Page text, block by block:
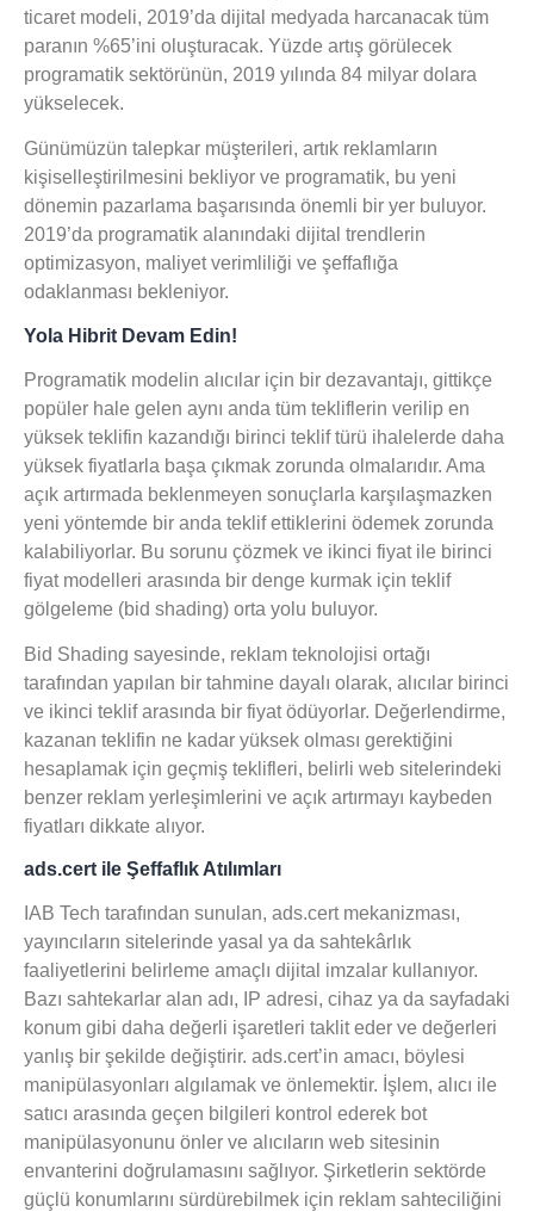
ticaret modeli, 2019’da dijital medyada harcanacak tüm
paranın %65’ini oluşturacak. Yüzde artış görülecek
programatik sektörünün, 2019 yılında 84 milyar dolara
yükselecek.
Günümüzün talepkar müşterileri, artık reklamların
kişiselleştirilmesini bekliyor ve programatik, bu yeni
dönemin pazarlama başarısında önemli bir yer buluyor.
2019’da programatik alanındaki dijital trendlerin
optimizasyon, maliyet verimliliği ve şeffaflığa
odaklanması bekleniyor.
Yola Hibrit Devam Edin!
Programatik modelin alıcılar için bir dezavantajı, gittikçe
popüler hale gelen aynı anda tüm tekliflerin verilip en
yüksek teklifin kazandığı birinci teklif türü ihalelerde daha
yüksek fiyatlarla başa çıkmak zorunda olmalarıdır. Ama
açık artırmada beklenmeyen sonuçlarla karşılaşmazken
yeni yöntemde bir anda teklif ettiklerini ödemek zorunda
kalabiliyorlar. Bu sorunu çözmek ve ikinci fiyat ile birinci
fiyat modelleri arasında bir denge kurmak için teklif
gölgeleme (bid shading) orta yolu buluyor.
Bid Shading sayesinde, reklam teknolojisi ortağı
tarafından yapılan bir tahmine dayalı olarak, alıcılar birinci
ve ikinci teklif arasında bir fiyat ödüyorlar. Değerlendirme,
kazanan teklifin ne kadar yüksek olması gerektiğini
hesaplamak için geçmiş teklifleri, belirli web sitelerindeki
benzer reklam yerleşimlerini ve açık artırmayı kaybeden
fiyatları dikkate alıyor.
ads.cert ile Şeffaflık Atılımları
IAB Tech tarafından sunulan, ads.cert mekanizması,
yayıncıların sitelerinde yasal ya da sahtekârlık
faaliyetlerini belirleme amaçlı dijital imzalar kullanıyor.
Bazı sahtekarlar alan adı, IP adresi, cihaz ya da sayfadaki
konum gibi daha değerli işaretleri taklit eder ve değerleri
yanlış bir şekilde değiştirir. ads.cert’in amacı, böylesi
manipülasyonları algılamak ve önlemektir. İşlem, alıcı ile
satıcı arasında geçen bilgileri kontrol ederek bot
manipülasyonunu önler ve alıcıların web sitesinin
envanterini doğrulamasını sağlıyor. Şirketlerin sektörde
güçlü konumlarını sürdürebilmek için reklam sahteciliğini